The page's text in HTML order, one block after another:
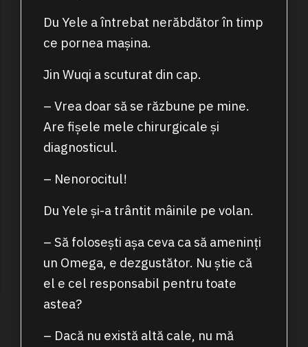
Du Yele a întrebat nerăbdător în timp
ce pornea mașina.
Jin Wuqi a scuturat din cap.
– Vrea doar să se răzbune pe mine.
Are fișele mele chirurgicale și
diagnosticul.
– Nenorocitul!
Du Yele și-a trântit mâinile pe volan.
– Să folosești așa ceva ca să ameninți
un Omega, e dezgustător. Nu știe că
el e cel responsabil pentru toate
astea?
– Dacă nu există altă cale, nu mă